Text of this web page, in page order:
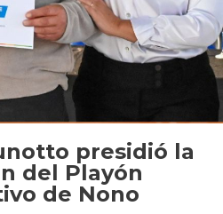
presidió la
del Playón
de Nono